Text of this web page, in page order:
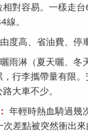
對容易。一樣走台
。
度高、省油費、停
雨淋（夏天曬、冬
行李攜帶量有限
大車不少。
年輕時熱血騎過幾
次差點被突然衝出